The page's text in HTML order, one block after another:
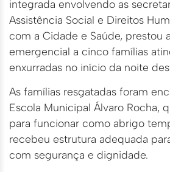
integrada envolvendo as
Assistência Social e Direitos
com a Cidade e Saúde, prestou
emergencial a cinco famílias
enxurradas no início da noite
As famílias resgatadas foram
Escola Municipal Álvaro Rocha,
para funcionar como abrigo
recebeu estrutura adequada
com segurança e dignidade.